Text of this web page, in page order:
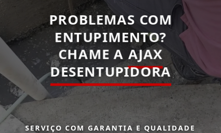
PROBLEMAS COM
ENTUPIMENTO?
CHAME A AJAX
DESENTUPIDORA
SERVIÇO COM GARANTIA E QUALIDADE